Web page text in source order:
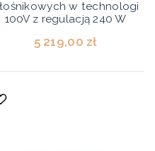
w technologi
100V z regulacją 240 W
5 219,00 zł